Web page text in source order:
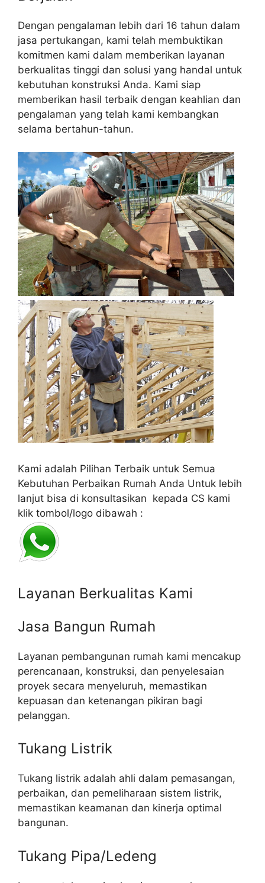
Dengan pengalaman lebih dari 16 tahun dalam
jasa pertukangan, kami telah membuktikan
komitmen kami dalam memberikan layanan
berkualitas tinggi dan solusi yang handal untuk
kebutuhan konstruksi Anda. Kami siap
memberikan hasil terbaik dengan keahlian dan
pengalaman yang telah kami kembangkan
selama bertahun-tahun.
Kami adalah Pilihan Terbaik untuk Semua
Kebutuhan Perbaikan Rumah Anda Untuk lebih
lanjut bisa di konsultasikan kepada CS kami
klik tombol/logo dibawah :
Layanan Berkualitas Kami
Jasa Bangun Rumah
Layanan pembangunan rumah kami mencakup
perencanaan, konstruksi, dan penyelesaian
proyek secara menyeluruh, memastikan
kepuasan dan ketenangan pikiran bagi
pelanggan.
Tukang Listrik
Tukang listrik adalah ahli dalam pemasangan,
perbaikan, dan pemeliharaan sistem listrik,
memastikan keamanan dan kinerja optimal
bangunan.
Tukang Pipa/Ledeng